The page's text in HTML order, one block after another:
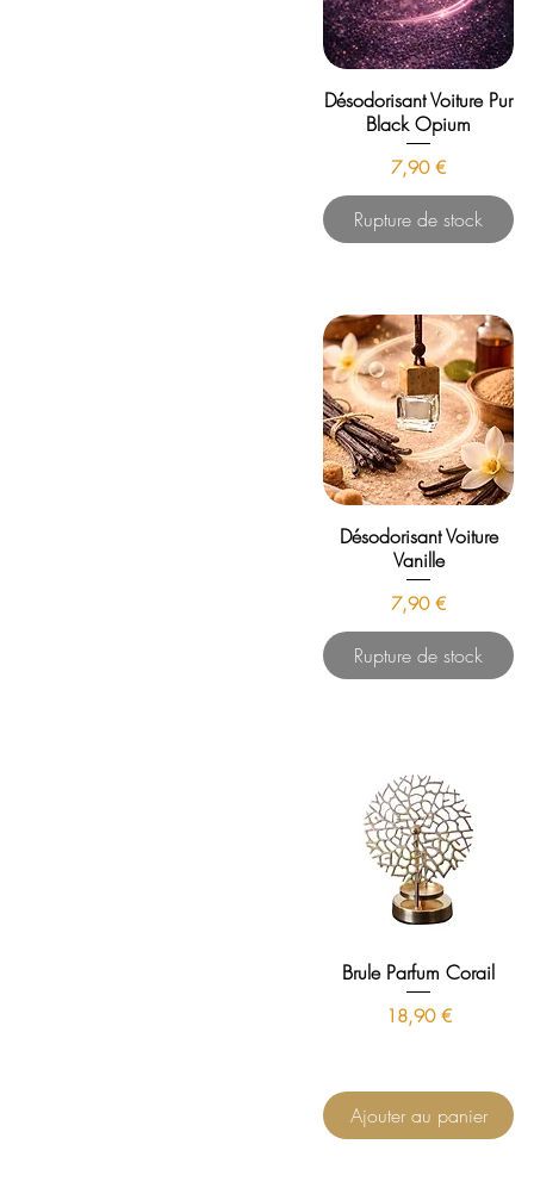
Désodorisant Voiture Pur
Black Opium
Prix
7,90 €
Rupture de stock
Désodorisant Voiture
Vanille
Prix
7,90 €
Rupture de stock
Brule Parfum Corail
Prix
18,90 €
Ajouter au panier